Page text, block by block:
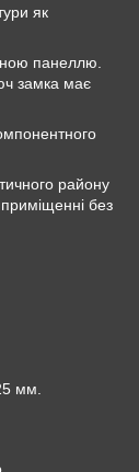
як
панеллю.
замка має
району
без
мм.